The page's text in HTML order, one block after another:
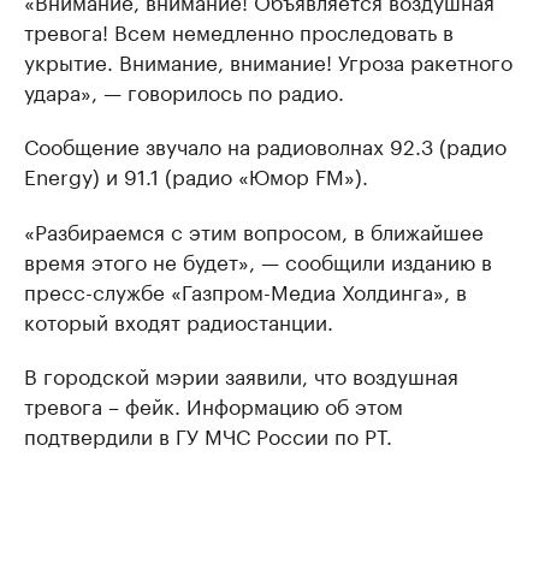
тревога! Всем немедленно проследовать в
укрытие. Внимание, внимание! Угроза ракетного
удара», — говорилось по радио.
Сообщение звучало на радиоволнах 92.3 (радио
Energy) и 91.1 (радио «Юмор FM»).
«Разбираемся с этим вопросом, в ближайшее
время этого не будет», — сообщили изданию в
пресс-службе «Газпром-Медиа Холдинга», в
который входят радиостанции.
В городской мэрии заявили, что воздушная
тревога – фейк. Информацию об этом
подтвердили в ГУ МЧС России по РТ.